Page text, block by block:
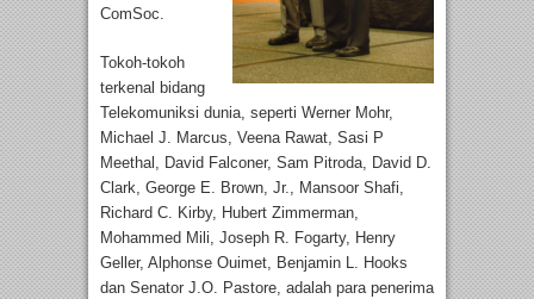
ComSoc.
Tokoh-tokoh
terkenal bidang
Telekomuniksi dunia, seperti Werner Mohr,
Michael J. Marcus, Veena Rawat, Sasi P
Meethal, David Falconer, Sam Pitroda, David D.
Clark, George E. Brown, Jr., Mansoor Shafi,
Richard C. Kirby, Hubert Zimmerman,
Mohammed Mili, Joseph R. Fogarty, Henry
Geller, Alphonse Ouimet, Benjamin L. Hooks
dan Senator J.O. Pastore, adalah para penerima